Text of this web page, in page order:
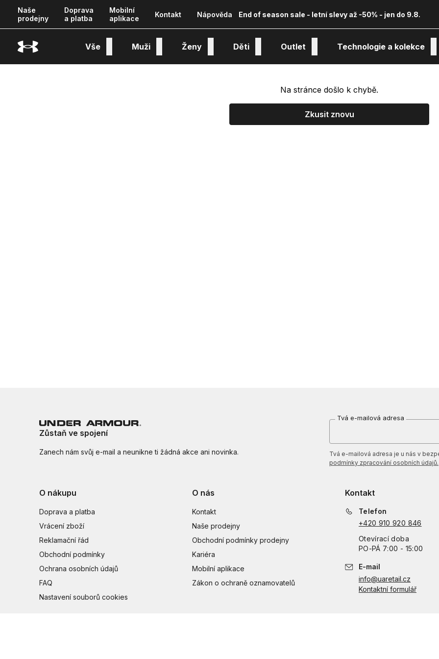
Naše
prodejny
Doprava
a platba
Mobilní
aplikace
Kontakt Nápověda End of season sale - letní slevy až -50% - jen do 9.8.
Vše Muži Ženy Děti Outlet Technologie a kolekce
Na stránce došlo k chybě.
Zkusit znovu
Zůstaň ve spojení
Zanech nám svůj e-mail a neunikne ti žádná akce ani novinka.
Tvá e-mailová adresa
Tvá e-mailová adresa je u nás v
podmínky zpracování osobních údajů.
O nákupu
Doprava a platba
Vrácení zboží
Reklamační řád
Obchodní podmínky
Ochrana osobních údajů
FAQ
Nastavení souborů cookies
O nás
Kontakt
Naše prodejny
Obchodní podmínky prodejny
Kariéra
Mobilní aplikace
Zákon o ochraně oznamovatelů
Kontakt
Telefon
+420 910 920 846
Otevírací doba
PO-PÁ 7:00 - 15:00
E-mail
info@uaretail.cz
Kontaktní formulář